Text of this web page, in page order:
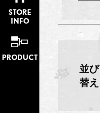
STORE
INFO
PRODUCT
並び
替え